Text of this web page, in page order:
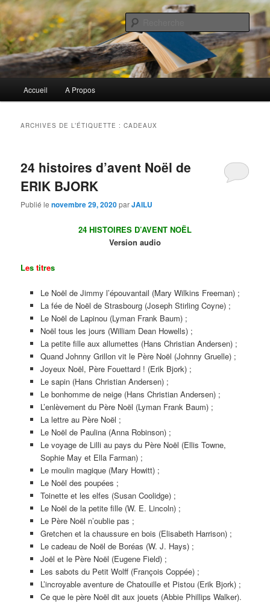
Aller
au
contenu
principal
Aller
au
contenu
secondaireBiblioclo
Commentaires littéraires en tout genre
principal
Accueil A Propos
ARCHIVES DE L’ÉTIQUETTE :CADEAUX
24 histoires d’avent Noël de
ERIK BJORK
Publié lenovembre 29, 2020parJAILU
24 HISTOIRES D’AVENT NOËL
Version audio
Les titres
Le Noël de Jimmy l’épouvantail (Mary Wilkins Freeman) ;
La fée de Noël de Strasbourg (Joseph Stirling Coyne) ;
Le Noël de Lapinou (Lyman Frank Baum) ;
Noël tous les jours (William Dean Howells) ;
La petite fille aux allumettes (Hans Christian Andersen) ;
Quand Johnny Grillon vit le Père Noël (Johnny Gruelle) ;
Joyeux Noël, Père Fouettard ! (Erik Bjork) ;
Le sapin (Hans Christian Andersen) ;
Le bonhomme de neige (Hans Christian Andersen) ;
L’enlèvement du Père Noël (Lyman Frank Baum) ;
La lettre au Père Noël ;
Le Noël de Paulina (Anna Robinson) ;
Le voyage de Lilli au pays du Père Noël (Ellis Towne,
Sophie May et Ella Farman) ;
Le moulin magique (Mary Howitt) ;
Le Noël des poupées ;
Toinette et les elfes (Susan Coolidge) ;
Le Noël de la petite fille (W. E. Lincoln) ;
Le Père Noël n’oublie pas ;
Gretchen et la chaussure en bois (Elisabeth Harrison) ;
Le cadeau de Noël de Boréas (W. J. Hays) ;
Joël et le Père Noël (Eugene Field) ;
Les sabots du Petit Wolff (François Coppée) ;
L’incroyable aventure de Chatouille et Pistou (Erik Bjork) ;
Ce que le père Noël dit aux jouets (Abbie Phillips Walker).